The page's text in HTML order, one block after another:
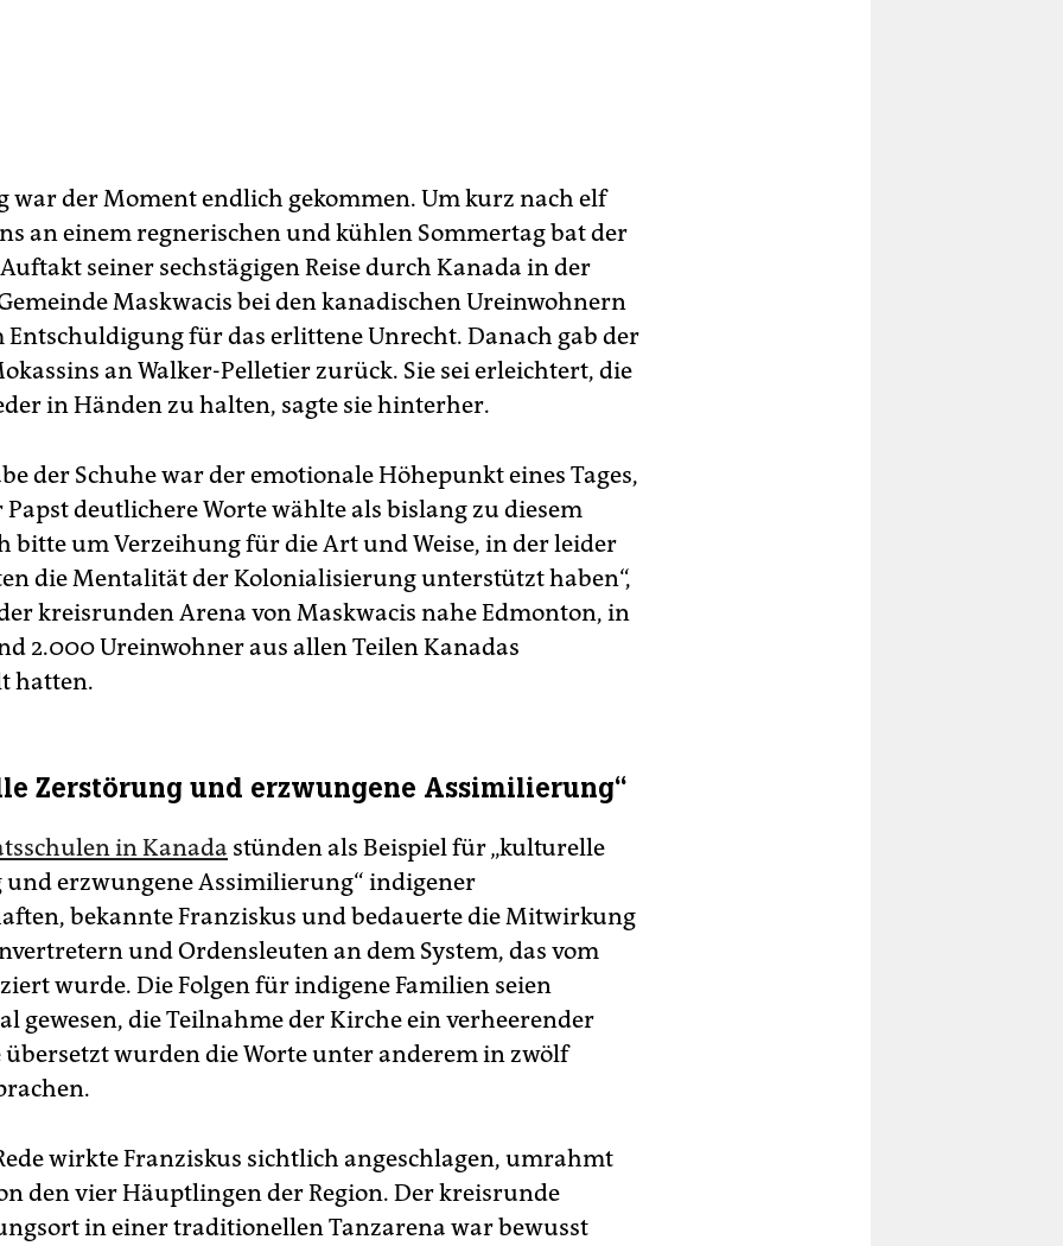
war der Moment endlich gekommen. Um kurz nach elf
an einem regnerischen und kühlen Sommertag bat der
seiner sechstägigen Reise durch Kanada in der
Maskwacis bei den kanadischen Ureinwohnern
für das erlittene Unrecht. Danach gab der
an Walker-Pelletier zurück. Sie sei erleichtert, die
in Händen zu halten, sagte sie hinterher.
der Schuhe war der emotionale Höhepunkt eines Tages,
Papst deutlichere Worte wählte als bislang zu diesem
bitte um Verzeihung für die Art und Weise, in der leider
die Mentalität der Kolonialisierung unterstützt haben“,
kreisrunden Arena von Maskwacis nahe Edmonton, in
2.000 Ureinwohner aus allen Teilen Kanadas
hatten.
Zerstörung und erzwungene Assimilierung“
in Kanada stünden als Beispiel für „kulturelle
und erzwungene Assimilierung“ indigener
bekannte Franziskus und bedauerte die Mitwirkung
und Ordensleuten an dem System, das vom
wurde. Die Folgen für indigene Familien seien
gewesen, die Teilnahme der Kirche ein verheerender
übersetzt wurden die Worte unter anderem in zwölf
wirkte Franziskus sichtlich angeschlagen, umrahmt
den vier Häuptlingen der Region. Der kreisrunde
in einer traditionellen Tanzarena war bewusst